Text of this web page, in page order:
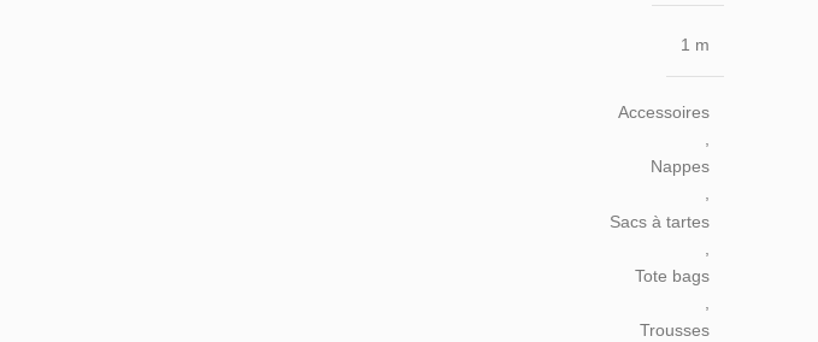
1 m
Accessoires
Nappes
,
Sacs à tartes
Tote bags
Trousses